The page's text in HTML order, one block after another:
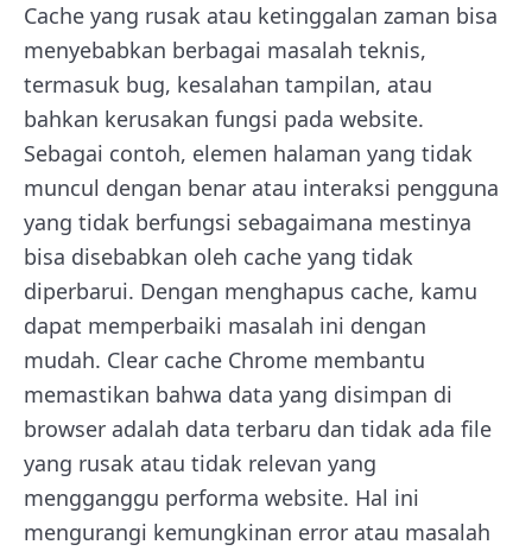
Cache yang rusak atau ketinggalan zaman bisa
menyebabkan berbagai masalah teknis,
termasuk bug, kesalahan tampilan, atau
bahkan kerusakan fungsi pada website.
Sebagai contoh, elemen halaman yang tidak
muncul dengan benar atau interaksi pengguna
yang tidak berfungsi sebagaimana mestinya
bisa disebabkan oleh cache yang tidak
diperbarui. Dengan menghapus cache, kamu
dapat memperbaiki masalah ini dengan
mudah. Clear cache Chrome membantu
memastikan bahwa data yang disimpan di
browser adalah data terbaru dan tidak ada file
yang rusak atau tidak relevan yang
mengganggu performa website. Hal ini
mengurangi kemungkinan error atau masalah